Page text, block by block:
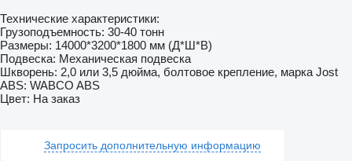
Технические характеристики:
Грузоподъемность: 30-40 тонн
Размеры: 14000*3200*1800 мм (Д*Ш*В)
Подвеска: Механическая подвеска
Шкворень: 2,0 или 3,5 дюйма, болтовое крепление, марка Jost
ABS: WABCO ABS
Цвет: На заказ
Запросить дополнительную информацию